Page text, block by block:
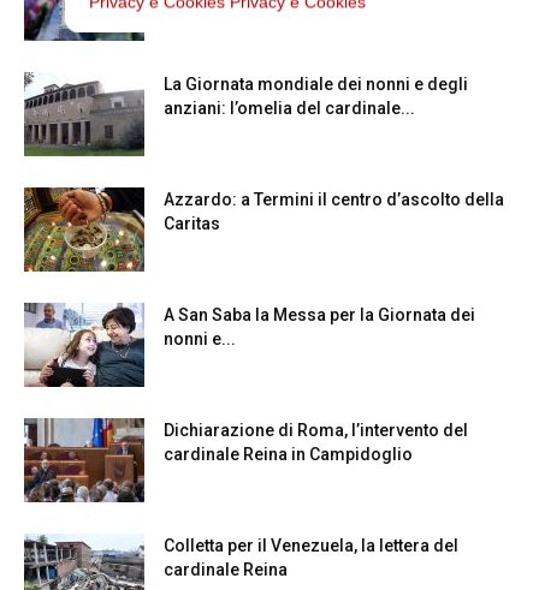
La Giornata mondiale dei nonni e degli
anziani: l’omelia del cardinale...
Azzardo: a Termini il centro d’ascolto della
Caritas
A San Saba la Messa per la Giornata dei
nonni e...
Dichiarazione di Roma, l’intervento del
cardinale Reina in Campidoglio
Colletta per il Venezuela, la lettera del
cardinale Reina